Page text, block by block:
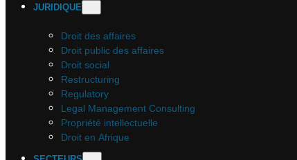
JURIDIQUE
Droit des affaires
Droit public des affaires
Droit social
Restructuring
Regulatory
Legal Management Consulting
Propriété intellectuelle
Droit en Afrique